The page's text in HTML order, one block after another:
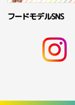
フードモデルSNS